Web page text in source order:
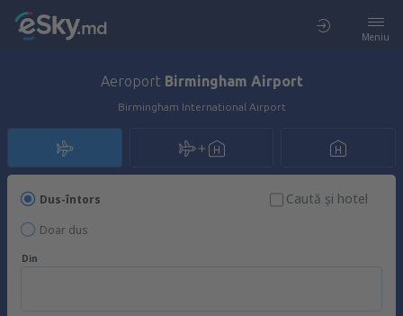
Meniu
Aeroport Birmingham Airport
Birmingham International Airport
Dus-întors
Doar dus
Caută şi hotel
Din